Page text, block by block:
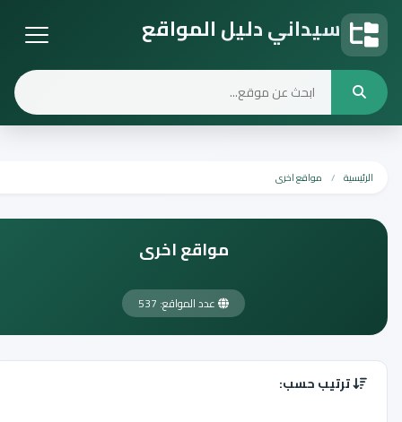
سيداني دليل المواقع
دليل المواقع
الرئيسية مواقع اخرى
مواقع اخرى
عدد المواقع: 537
ترتيب حسب: